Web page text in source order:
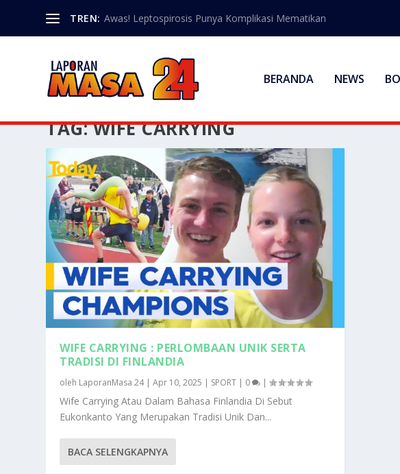
TREN: Awas! Leptospirosis Punya Komplikasi Mematikan
BERANDA NEWS
TAG:WIFE CARRYING
WIFE CARRYING : PERLOMBAAN UNIK SERTA
TRADISI DI FINLANDIA
oleh LaporanMasa 24|Apr 10, 2025 SPORT 0 |
Wife Carrying Atau Dalam Bahasa Finlandia Di Sebut
Eukonkanto Yang Merupakan Tradisi Unik Dan...
BACA SELENGKAPNYA